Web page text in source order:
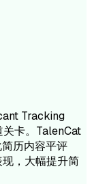
Tracking
关卡。TalenCat
历内容平评
，大幅提升简